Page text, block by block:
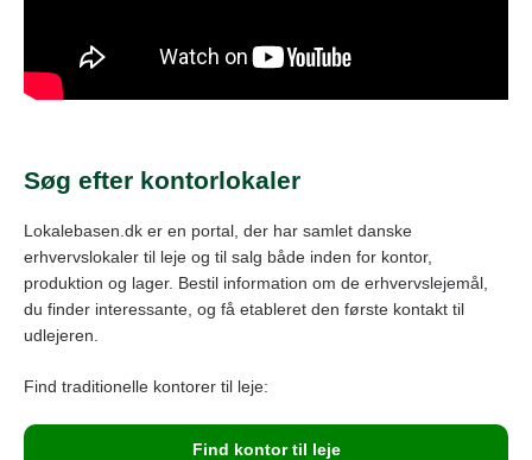
Søg efter kontorlokaler
Lokalebasen.dk er en portal, der har samlet danske
erhvervslokaler til leje og til salg både inden for kontor,
produktion og lager. Bestil information om de erhvervslejemål,
du finder interessante, og få etableret den første kontakt til
udlejeren.
Find traditionelle kontorer til leje:
Find kontor til leje